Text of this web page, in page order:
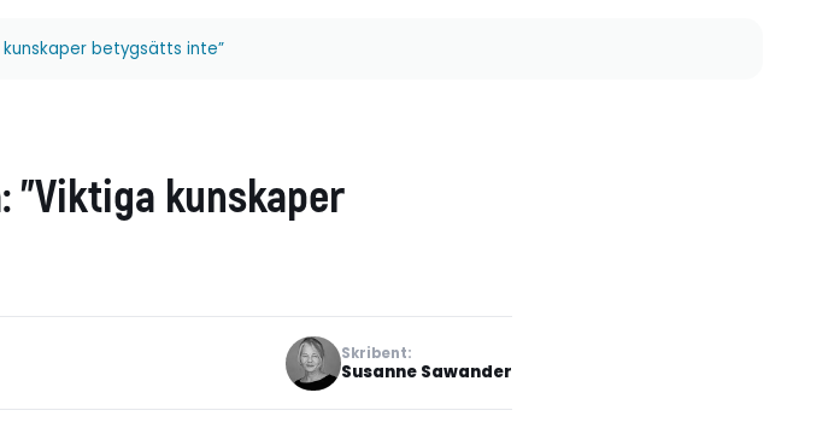
betygsätts inte”
kunskaper
Skribent:
Susanne Sawander